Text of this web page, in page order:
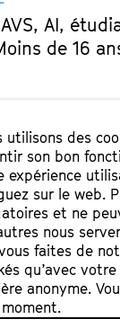
AI,
de 16
utilisons des
son bon
expérience
sur le web.
et ne
nous
faites de
qu’avec
anonyme.